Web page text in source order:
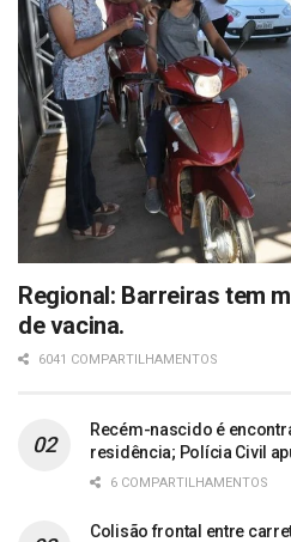
Regional: Barreiras tem
de vacina.
6041 COMPARTILHAMENTOS
Recém-nascido é
residência; Polícia Civil
6 COMPARTILHAMENTOS
Colisão frontal entre